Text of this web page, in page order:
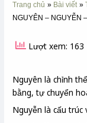
Trang chủ Bài viết
NGUYÊN – NGUYỄN
Lượt xem: 163
Nguyên là chỉnh
bằng, tự chuyển
Nguyễn là cấu trúc